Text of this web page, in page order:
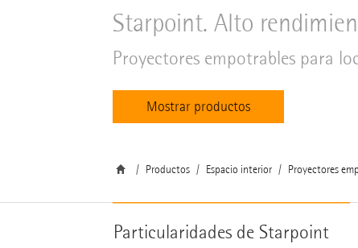
Starpoint. Alto
Proyectores empotrables para
Mostrar productos
Productos Espacio interior Proyectores
Particularidades de Starpoint